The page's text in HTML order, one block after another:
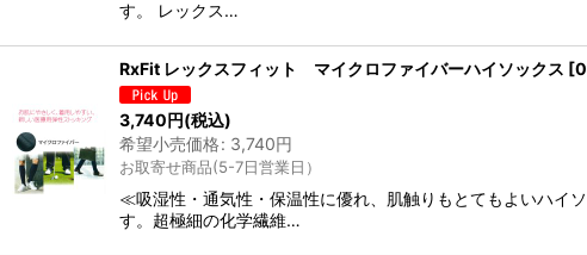
す。 レックス…
RxFit レックスフィット マイクロファイバーハイソックス [
3,740円(税込)
希望小売価格: 3,740円
お取寄せ商品(5-7日営業日）
≪吸湿性・通気性・保温性に優れ、肌触りもとてもよいハイ
す。超極細の化学繊維…